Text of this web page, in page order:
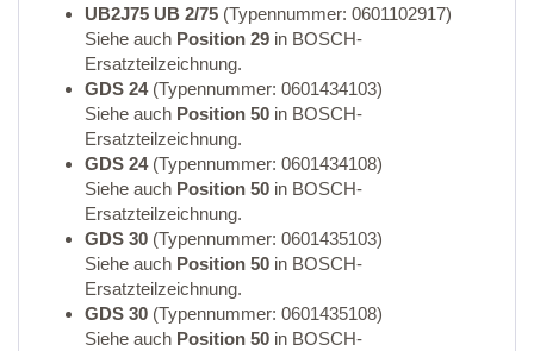
UB2J75 UB 2/75 (Typennummer: 0601102917)
Siehe auch Position 29 in BOSCH-
Ersatzteilzeichnung.
GDS 24(Typennummer: 0601434103)
Siehe auch Position 50 in BOSCH-
Ersatzteilzeichnung.
GDS 24(Typennummer: 0601434108)
Siehe auch Position 50 in BOSCH-
Ersatzteilzeichnung.
GDS 30 (Typennummer: 0601435103)
Siehe auch Position 50 in BOSCH-
Ersatzteilzeichnung.
GDS 30 (Typennummer: 0601435108)
Siehe auch Position 50 in BOSCH-